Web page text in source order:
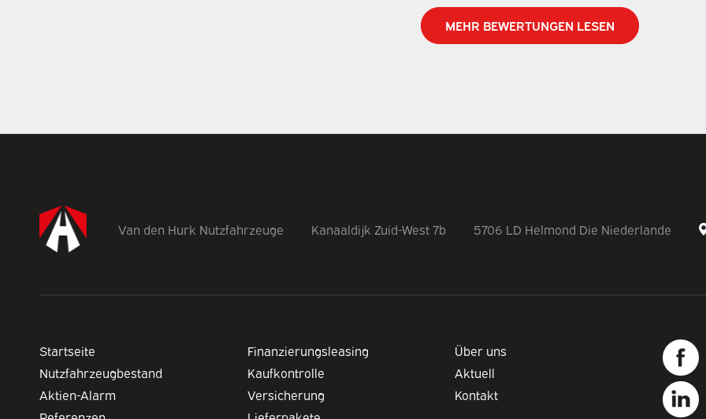
MEHR BEWERTUNGEN LESEN
Van den Hurk Nutzfahrzeuge Kanaaldijk Zuid-West 7b 5706 LD Helmond Die Niederlande
Startseite
Nutzfahrzeugbestand
Aktien-Alarm
Finanzierungsleasing
Kaufkontrolle
Versicherung
Über uns
Aktuell
Kontakt